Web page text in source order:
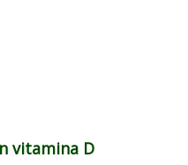
vitamina D